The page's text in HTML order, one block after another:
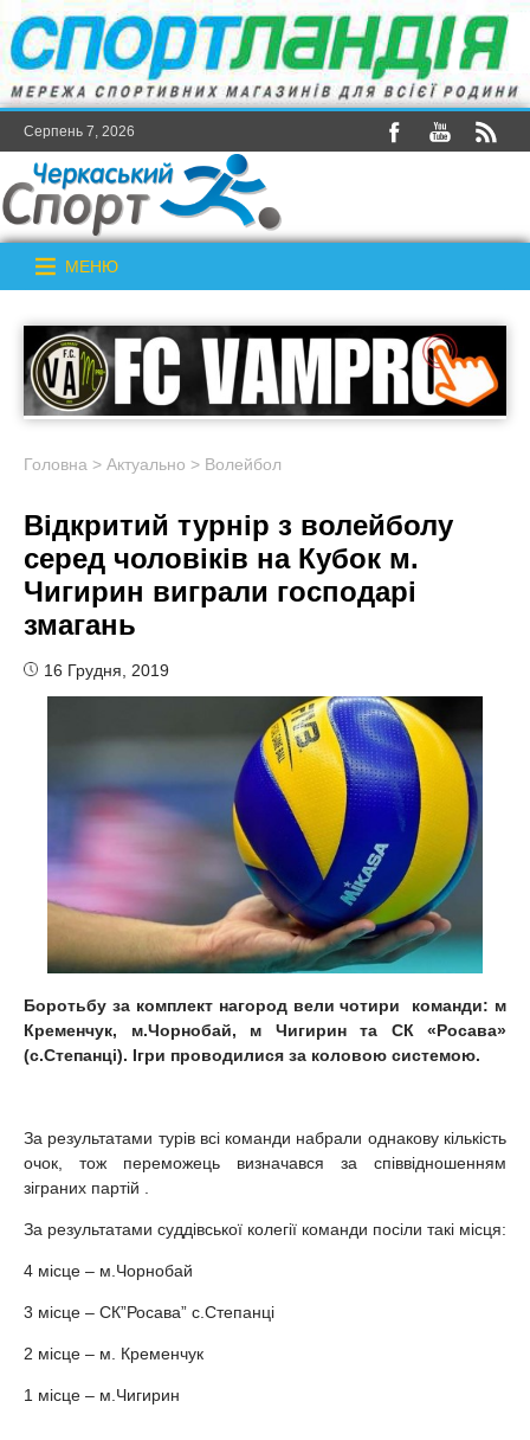
Серпень 7, 2026
МЕНЮ
Головна > Актуально > Волейбол
Відкритий турнір з волейболу
серед чоловіків на Кубок м.
Чигирин виграли господарі
змагань
16 Грудня, 2019
Боротьбу за комплект нагород вели чотири команди: м
Кременчук, м.Чорнобай, м Чигирин та СК «Росава»
(с.Степанці). Ігри проводилися за коловою системою.
За результатами турів всі команди набрали однакову кількість
очок, тож переможець визначався за співвідношенням
зіграних партій .
За результатами суддівської колегії команди посіли такі місця:
4 місце – м.Чорнобай
3 місце – СК”Росава” с.Степанці
2 місце – м. Кременчук
1 місце – м.Чигирин